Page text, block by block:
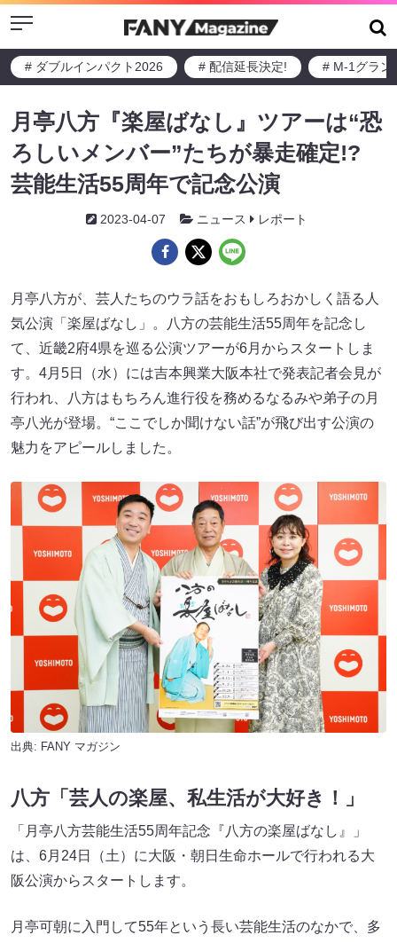
Menu
# ダブルインパクト2026 # 配信延長決定! # M-1グラン
月亭八方『楽屋ばなし』ツアーは“恐
ろしいメンバー”たちが暴走確定!?
芸能生活55周年で記念公演
2023-04-07 ニュース レポート
月亭八方が、芸人たちのウラ話をおもしろおかしく語る人
気公演「楽屋ばなし」。八方の芸能生活55周年を記念し
て、近畿2府4県を巡る公演ツアーが6月からスタートしま
す。4月5日（水）には吉本興業大阪本社で発表記者会見が
行われ、八方はもちろん進行役を務めるなるみや弟子の月
亭八光が登場。“ここでしか聞けない話”が飛び出す公演の
魅力をアピールしました。
出典: FANY マガジン
八方「芸人の楽屋、私生活が大好き！」
「月亭八方芸能生活55周年記念『八方の楽屋ばなし』」
は、6月24日（土）に大阪・朝日生命ホールで行われる大
阪公演からスタートします。
月亭可朝に入門して55年という長い芸能生活のなかで、多